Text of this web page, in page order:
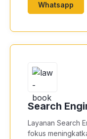
Whatsapp
Search
Layanan Search
fokus